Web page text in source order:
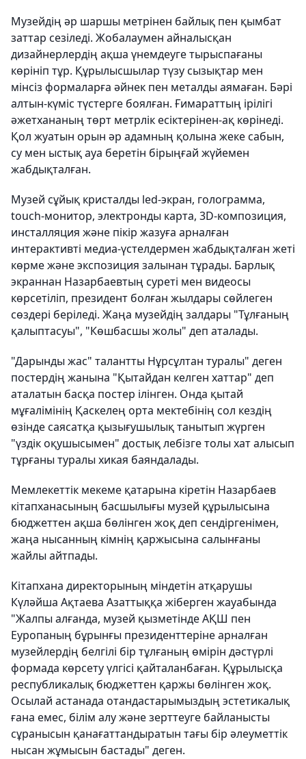
Музейдің әр шаршы метрінен байлық пен қымбат
заттар сезіледі. Жобалаумен айналысқан
дизайнерлердің ақша үнемдеуге тырыспағаны
көрініп тұр. Құрылысшылар түзу сызықтар мен
мінсіз формаларға әйнек пен металды аямаған. Бәрі
алтын-күміс түстерге боялған. Ғимараттың ірілігі
әжетхананың төрт метрлік есіктерінен-ақ көрінеді.
Қол жуатын орын әр адамның қолына жеке сабын,
су мен ыстық ауа беретін бірыңғай жүйемен
жабдықталған.
Музей сұйық кристалды led-экран, голограмма,
touch-монитор, электронды карта, 3D-композиция,
инсталляция және пікір жазуға арналған
интерактивті медиа-үстелдермен жабдықталған жеті
көрме және экспозиция залынан тұрады. Барлық
экраннан Назарбаевтың суреті мен видеосы
көрсетіліп, президент болған жылдары сөйлеген
сөздері беріледі. Жаңа музейдің залдары "Тұлғаның
қалыптасуы", "Көшбасшы жолы" деп аталады.
"Дарынды жас" талантты Нұрсұлтан туралы" деген
постердің жанына "Қытайдан келген хаттар" деп
аталатын басқа постер ілінген. Онда қытай
мұғалімінің Қаскелең орта мектебінің сол кездің
өзінде саясатқа қызығушылық танытып жүрген
"үздік оқушысымен" достық лебізге толы хат алысып
тұрғаны туралы хикая баяндалады.
Мемлекеттік мекеме қатарына кіретін Назарбаев
кітапханасының басшылығы музей құрылысына
бюджеттен ақша бөлінген жоқ деп сендіргенімен,
жаңа нысанның кімнің қаржысына салынғаны
жайлы айтпады.
Кітапхана директорының міндетін атқарушы
Күләйша Ақтаева Азаттыққа жіберген жауабында
"Жалпы алғанда, музей қызметінде АҚШ пен
Еуропаның бұрынғы президенттеріне арналған
музейлердің белгілі бір тұлғаның өмірін дәстүрлі
формада көрсету үлгісі қайталанбаған. Құрылысқа
республикалық бюджеттен қаржы бөлінген жоқ.
Осылай астанада отандастарымыздың эстетикалық
ғана емес, білім алу және зерттеуге байланысты
сұранысын қанағаттандыратын тағы бір әлеуметтік
нысан жұмысын бастады" деген.